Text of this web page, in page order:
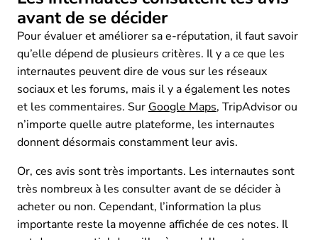
avant de se décider
Pour évaluer et améliorer sa e-réputation, il faut savoir
qu’elle dépend de plusieurs critères. Il y a ce que les
internautes peuvent dire de vous sur les réseaux
sociaux et les forums, mais il y a également les notes
et les commentaires. Sur Google Maps, TripAdvisor ou
n’importe quelle autre plateforme, les internautes
donnent désormais constamment leur avis.
Or, ces avis sont très importants. Les internautes sont
très nombreux à les consulter avant de se décider à
acheter ou non. Cependant, l’information la plus
importante reste la moyenne affichée de ces notes. Il